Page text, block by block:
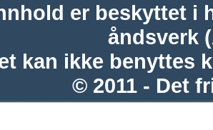
er beskyttet i
åndsverk
kan ikke benyttes
© 2011 - Det